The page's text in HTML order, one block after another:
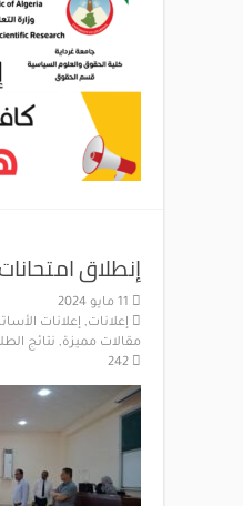
إنطلاق
11 مايو 2024
إعلانات, إعلانات
مقالات مميزة, نتائج
242